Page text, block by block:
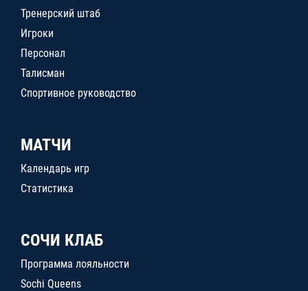
Тренерский штаб
Игроки
Персонал
Талисман
Спортивное руководство
МАТЧИ
Календарь игр
Статистика
СОЧИ КЛАБ
Программа лояльности
Sochi Queens